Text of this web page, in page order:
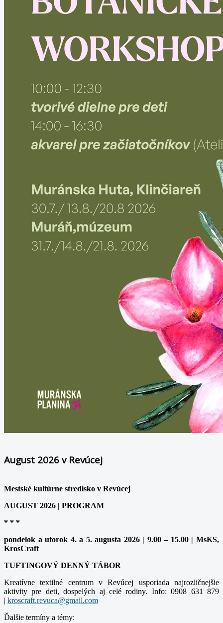
August 2026 v Revúcej
Mestské kultúrne stredisko v Revúcej
AUGUST 2026 | PROGRAM
* * *
pondelok a utorok 4. a 5. augusta 2026 | 9.00 – 15.00 | MsKS,
KrosCraft
TUFTINGOVÝ DENNÝ TÁBOR
Kreatívne textilné centrum v Revúcej usporiada najrozličnejšie
aktivity pre deti, dospelých aj celé rodiny. Info: 0908 631 879
| kroscraft.revuca@gmail.com
Ďalšie termíny a témy: